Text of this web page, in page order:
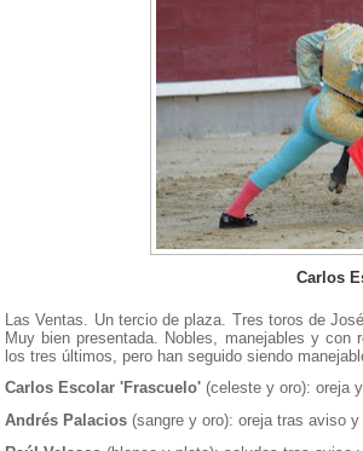
Carlos
Las Ventas. Un tercio de plaza. Tres toros de
Muy bien presentada. Nobles, manejables y
los tres últimos, pero han seguido siendo
Carlos Escolar 'Frascuelo' (celeste y oro): oreja
Andrés Palacios (sangre y oro): oreja tras aviso